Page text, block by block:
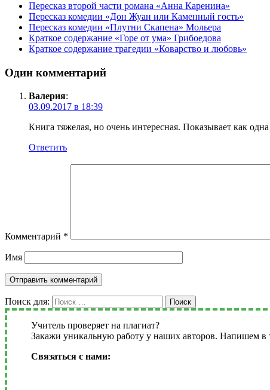
Пересказ второй части романа «Анна Каренина»
Пересказ комедии «Дон Жуан или Каменный гость»
Пересказ комедии «Плутни Скапена» Мольера
Краткое содержание «Горе от ума» Грибоедова
Краткое содержание трагедии «Коварство и любовь»
Один комментарий
Валерия:
03.09.2017 в 18:39
Книга тяжелая, но очень интересная. Показывает как
Ответить
Комментарий *
Имя
Поиск для: Поиск
Учитель проверяет на плагиат?
Закажи уникальную работу у наших авторов. Напишем в
Связаться с нами: